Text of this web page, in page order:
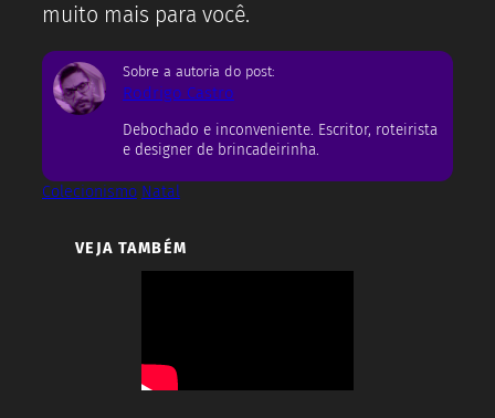
muito mais para você.
Sobre a autoria do post:
Rodrigo Castro
Debochado e inconveniente. Escritor, roteirista
e designer de brincadeirinha.
Colecionismo Natal
VEJA TAMBÉM